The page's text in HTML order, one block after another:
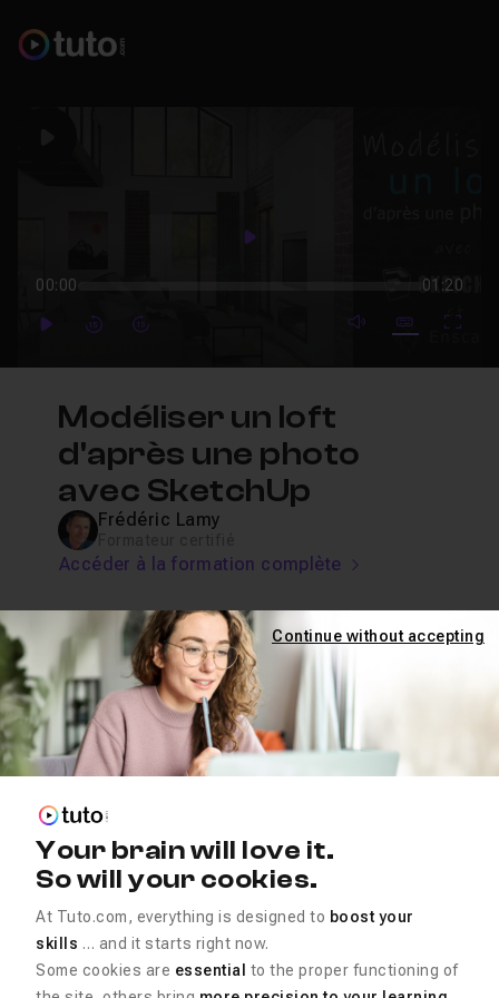
Play
00:00 01:20
PlayForwardForward mute video
Subtitles
Modéliser un loft
d'après une photo
avec SketchUp
Frédéric Lamy
Accéder à la formation complète